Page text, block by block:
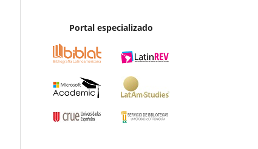
Portal especializado